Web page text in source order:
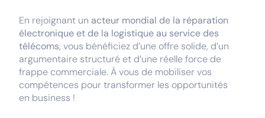
En rejoignant un acteur mondial de la réparation
électronique et de la logistique au service des
télécoms, vous bénéficiez d’une offre solide, d’un
argumentaire structuré et d’une réelle force de
frappe commerciale. À vous de mobiliser vos
compétences pour transformer les opportunités
en business !